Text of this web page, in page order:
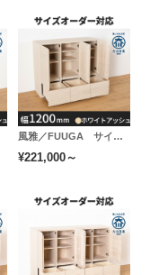
風雅／FUUGA サイドキャビネット 幅1200mm（ホワイトアッシュ-スリット）
¥221,000～